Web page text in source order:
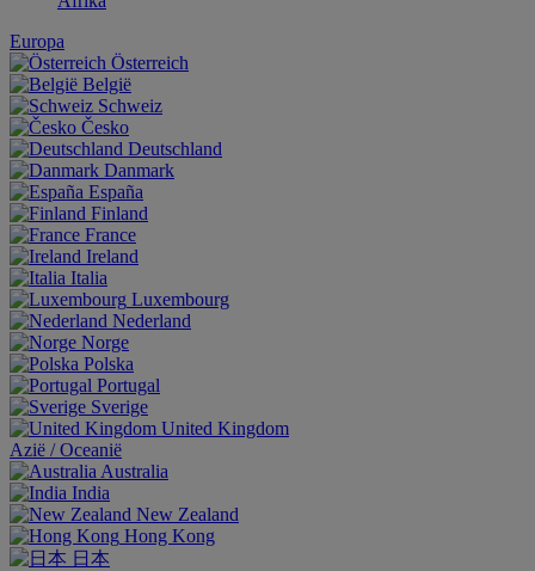
Europa
Österreich
België
Schweiz
Česko
Deutschland
Danmark
España
Finland
France
Ireland
Italia
Luxembourg
Nederland
Norge
Polska
Portugal
Sverige
United Kingdom
Aziё / Oceaniё
Australia
India
New Zealand
Hong Kong
日本